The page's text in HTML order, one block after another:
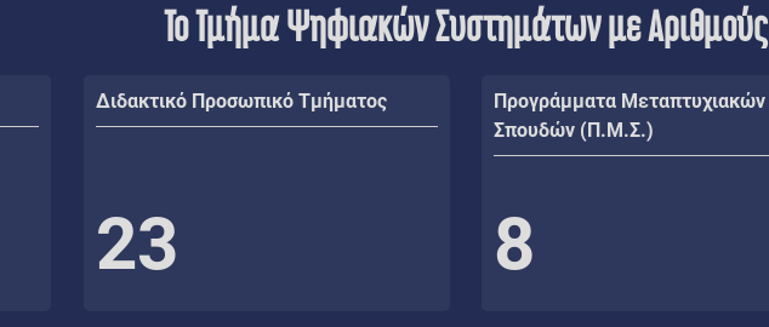
Το Τμήμα Ψηφιακών Συστημάτων με Αριθμούς
Διδακτικό Προσωπικό Τμήματος
23
Προγράμματα Μεταπτυχιακών
Σπουδών (Π.Μ.Σ.)
8